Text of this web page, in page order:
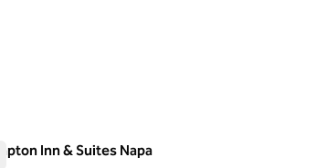
Inn & Suites Napa